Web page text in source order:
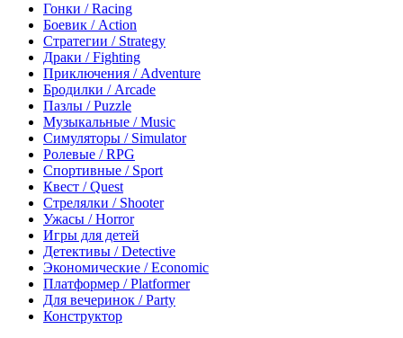
Гонки / Racing
Боевик / Action
Стратегии / Strategy
Драки / Fighting
Приключения / Adventure
Бродилки / Arcade
Пазлы / Puzzle
Музыкальные / Music
Симуляторы / Simulator
Ролевые / RPG
Спортивные / Sport
Квест / Quest
Стрелялки / Shooter
Ужасы / Horror
Игры для детей
Детективы / Detective
Экономические / Economic
Платформер / Platformer
Для вечеринок / Party
Конструктор